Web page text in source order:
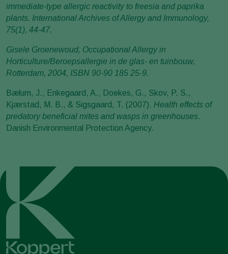
immediate-type allergic reactivity to freesia and paprika
plants. International Archives of Allergy and Immunology,
75(1), 44-47.
Gisele Groenewoud, Occupational Allergy in
Horticulture/Beroepsallergie in de glas- en tuinbouw,
Rotterdam, 2004, ISBN 90-90 185 25-9.
Bælum, J., Enkegaard, A., Doekes, G., Skov, P. S.,
Kjærstad, M. B., & Sigsgaard, T. (2007). Health effects of
predatory beneficial mites and wasps in greenhouses.
Danish Environmental Protection Agency.